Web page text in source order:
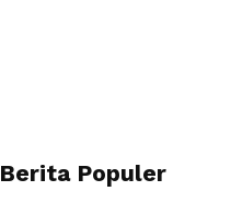
Berita Populer